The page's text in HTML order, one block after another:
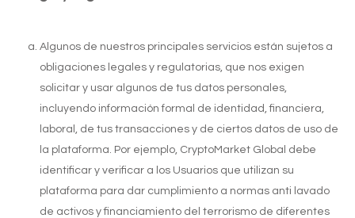
Algunos de nuestros principales servicios están sujetos a
obligaciones legales y regulatorias, que nos exigen
solicitar y usar algunos de tus datos personales,
incluyendo información formal de identidad, financiera,
laboral, de tus transacciones y de ciertos datos de uso de
la plataforma. Por ejemplo, CryptoMarket Global debe
identificar y verificar a los Usuarios que utilizan su
plataforma para dar cumplimiento a normas anti lavado
de activos y financiamiento del terrorismo de diferentes